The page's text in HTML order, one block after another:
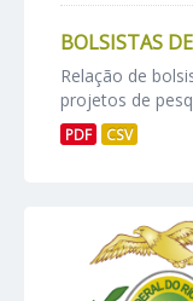
BOLSISTAS
Relação de
projetos de
PDF CSV